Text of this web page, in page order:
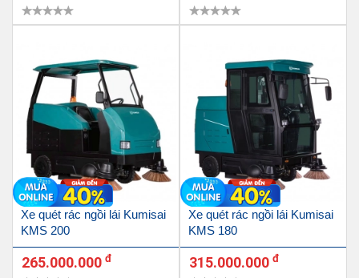
Xe quét rác ngồi lái Kumisai
KMS 200
265.000.000 đ
Xe quét rác ngồi lái Kumisai
KMS 180
315.000.000 đ